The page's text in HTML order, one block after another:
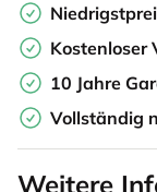
Kostenloser
10 Jahre
Vollständig
Weitere